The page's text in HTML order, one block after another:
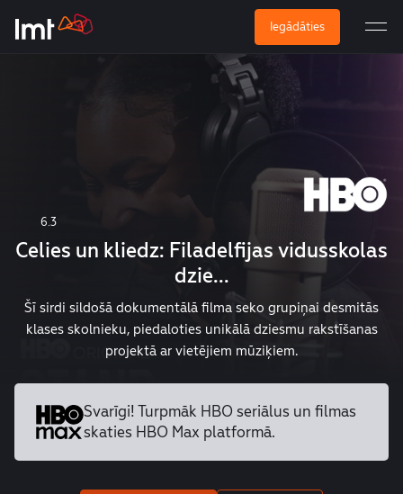
Iegādāties
6.3
Celies un kliedz: Filadelfijas vidusskolas
dzie...
Šī sirdi sildošā dokumentālā filma seko grupiņai desmitās
klases skolnieku, piedaloties unikālā dziesmu rakstīšanas
projektā ar vietējiem mūziķiem.
Svarīgi! Turpmāk HBO seriālus un filmas
skaties HBO Max platformā.